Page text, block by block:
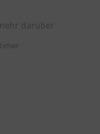
darüber